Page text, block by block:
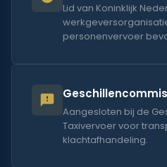
Lid van Koninklijk
personenvervoer
Aangesloten bij de
Taxivervoer voor
klachtafhandeling.